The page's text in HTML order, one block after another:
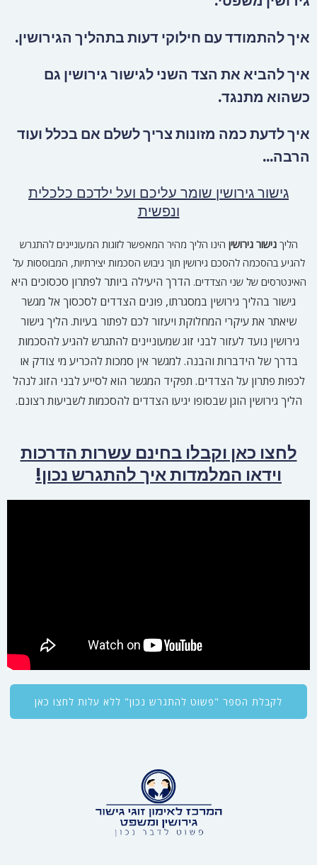
איך להתמודד עם חילוקי דעות בתהליך הגירושין.
איך להביא את הצד השני לגישור גירושין גם
כשהוא מתנגד.
איך לדעת כמה מזונות צריך לשלם אם בכלל ועוד
הרבה...
גישור גירושין שומר עליכם ועל ילדכם כלכלית
ונפשית
הליךגישור גירושין הינו הליך מהיר המאפשר לזוגות המעוניינים להתגרש
להגיע בהסכמה להסכם גירושין תוך גיבוש הסכמות יצירתיות, המבוססות על
האינטרסים של שני הצדדים. הדרך היעילה ביותר לפתרון סכסוכים היא
גישור בהליך גירושין במסגרתו, פונים הצדדים לסכסוך אל מגשר
שיאתר את עיקרי המחלוקת ויעזור לכם לפתור בעיות. הליך גישור
גירושין נועד לעזור לבני זוג שמעוניינים להתגרש להגיע להסכמות
בדרך של הידברות והבנה. למגשר אין סמכות להכריע מי צודק או
לכפות פתרון על הצדדים. תפקיד המגשר הוא לסייע לבני הזוג לנהל
הליך גירושין הוגן שבסופו יגיעו הצדדים להסכמות לשביעות רצונם.
לחצו כאן וקבלו בחינם עשרות הדרכות
וידאו המלמדות איך להתגרש נכון!
לקבלת הספר "פשוט להתגרש נכון" ללא עלות לחצו כאן